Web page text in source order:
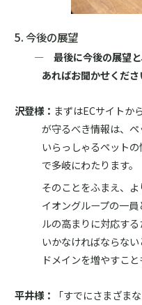
5. 今後の展望
― 最後に今後の展望と
あればお聞かせくださ
沢登様： まずはECサイトか
が守るべき情報は、
いらっしゃるペット
で多岐にわたります。
そのことをふまえ、
イオングループの一
ルの高まりに対応す
いかなければならな
ドメインを増やすこと
平井様：
「すでにさまざま